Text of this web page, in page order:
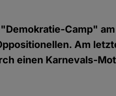
Camp"
Am
einen Karnevals-